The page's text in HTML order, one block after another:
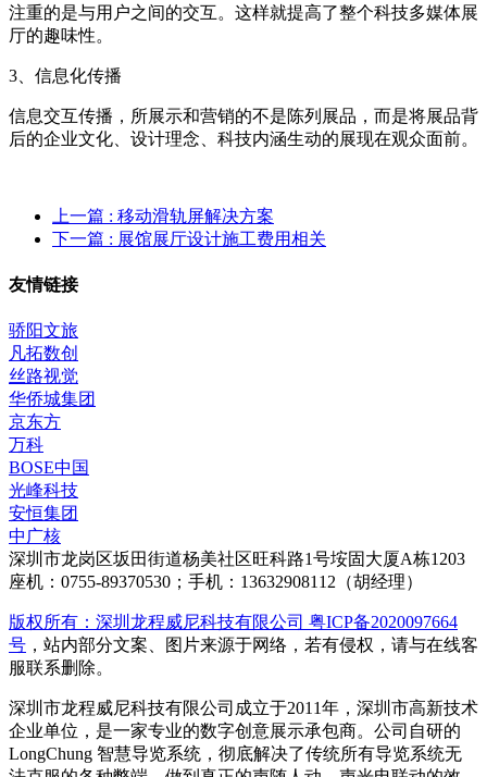
注重的是与用户之间的交互。这样就提高了整个科技多媒体展
厅的趣味性。
3、信息化传播
信息交互传播，所展示和营销的不是陈列展品，而是将展品背
后的企业文化、设计理念、科技内涵生动的展现在观众面前。
上一篇 : 移动滑轨屏解决方案
下一篇 : 展馆展厅设计施工费用相关
友情链接
骄阳文旅
凡拓数创
丝路视觉
华侨城集团
京东方
万科
BOSE中国
光峰科技
安恒集团
中广核
深圳市龙岗区坂田街道杨美社区旺科路1号垵固大厦A栋1203
座机：0755-89370530；手机：13632908112（胡经理）
版权所有：深圳龙程威尼科技有限公司 粤ICP备2020097664
号 ，站内部分文案、图片来源于网络，若有侵权，请与在线客
服联系删除。
深圳市龙程威尼科技有限公司成立于2011年，深圳市高新技术
企业单位，是一家专业的数字创意展示承包商。公司自研的
LongChung 智慧导览系统，彻底解决了传统所有导览系统无